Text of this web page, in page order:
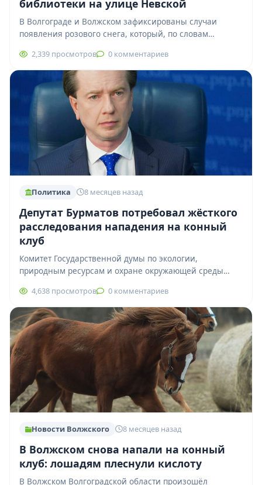
библиотеки на улице Невской
В Волгограде и Волжском зафиксированы случаи
появления розового снега, который, по словам
для домашних животных.…
2,339 просмотров 0 комментариев
Политика 8 месяцев назад
Депутат Бурматов потребовал жёсткого
расследования нападения на конный
клуб
Комитет Государственной думы по экологии,
природным ресурсам и охране окружающей среды
варварского нападения на конный…
4,638 просмотров 0 комментариев
Новости Волжского 8 месяцев назад
В Волжском снова напали на конный
клуб: лошадям плеснули кислоту
В Волжском Волгоградской области произошёл